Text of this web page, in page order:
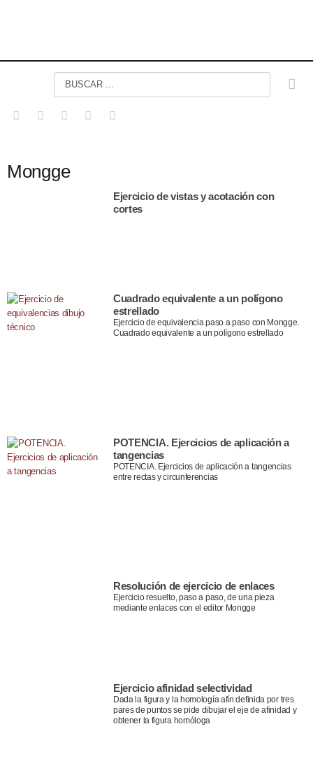
Mongge
Ejercicio de vistas y acotación con
cortes
Cuadrado equivalente a un polígono
estrellado
Ejercicio de equivalencia paso a paso con Mongge.
Cuadrado equivalente a un polígono estrellado
POTENCIA. Ejercicios de aplicación a
tangencias
POTENCIA. Ejercicios de aplicación a tangencias
entre rectas y circunferencias
Resolución de ejercicio de enlaces
Ejercicio resuelto, paso a paso, de una pieza
mediante enlaces con el editor Mongge
Ejercicio afinidad selectividad
Dada la figura y la homología afín definida por tres
pares de puntos se pide dibujar el eje de afinidad y
obtener la figura homóloga